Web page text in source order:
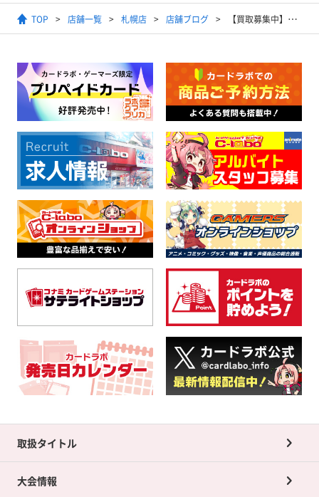
TOP 店舗一覧 札幌店 店舗ブログ 【買取募集中】デジモンカードゲーム 1/25更新
取扱タイトル
大会情報